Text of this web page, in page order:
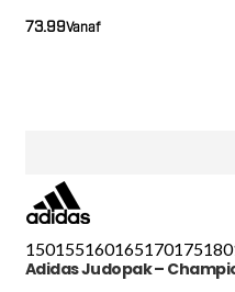
Vanaf
73.99
150155160165170175180
Adidas Judopak –